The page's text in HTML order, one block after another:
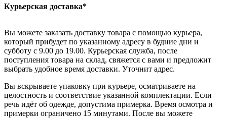
Курьерская доставка*
Вы можете заказать доставку товара с помощью курьера,
который прибудет по указанному адресу в будние дни и
субботу с 9.00 до 19.00. Курьерская служба, после
поступления товара на склад, свяжется с вами и предложит
выбрать удобное время доставки. Уточнит адрес.
Вы вскрываете упаковку при курьере, осматриваете на
целостность и соответствие указанной комплектации. Если
речь идёт об одежде, допустима примерка. Время осмотра и
примерки ограничено 15 минутами. После вы можете